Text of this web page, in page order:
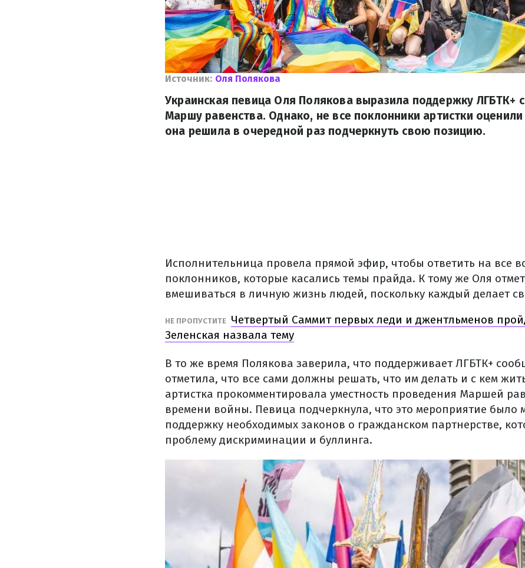
Источник: Оля Полякова
Украинская певица Оля Полякова выразила поддержку ЛГБТК+
Маршу равенства. Однако, не все поклонники артистки
она решила в очередной раз подчеркнуть свою позицию.
Исполнительница провела прямой эфир, чтобы ответить на все
поклонников, которые касались темы прайда. К тому же Оля
вмешиваться в личную жизнь людей, поскольку каждый делает
НЕ ПРОПУСТИТЕ Четвертый Саммит первых леди и джентльменов
Зеленская назвала тему
В то же время Полякова заверила, что поддерживает ЛГБТК+
отметила, что все сами должны решать, что им делать и с кем
артистка прокомментировала уместность проведения Маршей
времени войны. Певица подчеркнула, что это мероприятие было
поддержку необходимых законов о гражданском партнерстве,
проблему дискриминации и буллинга.